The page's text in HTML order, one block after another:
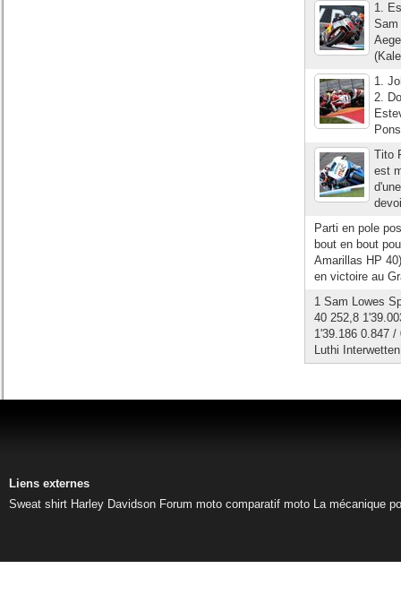
1.
Sam
1.
2.
Tito
est
Parti en pole
bout en bout
Amarillas HP
en victoire au
1 Sam Lowes
40 252,8
1'39.186 0.847
Luthi
Liens externes
Sweat shirt Harley Davidson Forum moto comparatif moto La mécanique